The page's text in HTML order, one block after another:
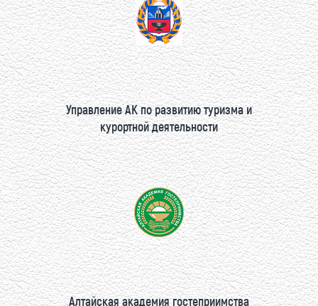
Управление АК по развитию туризма и
курортной деятельности
Алтайская академия гостеприимства